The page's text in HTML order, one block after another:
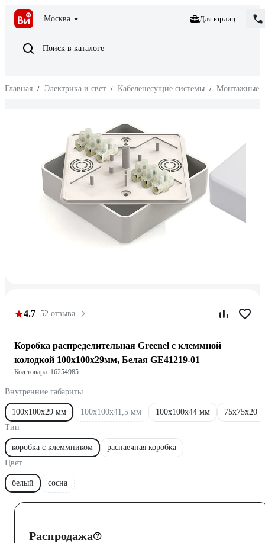
Москва Для юрлиц
Поиск в каталоге
Главная / Электрика и свет / Кабеленесущие системы / Монтажные
4.7 52 отзыва
Коробка распределительная Greenel с клеммной
колодкой 100х100х29мм, Белая GE41219-01
Код товара: 16254985
Внутренние габариты
100х100х29 мм 100х100х41,5 мм 100х100х44 мм
75x75x20
Тип
коробка с клеммником
распаечная коробка
Цвет
белый сосна
Распродажа